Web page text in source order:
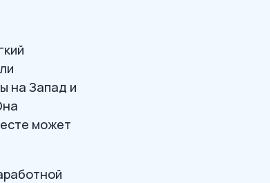
на Запад и
может